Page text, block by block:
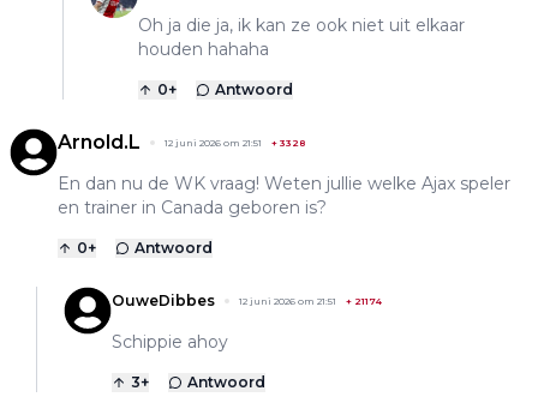
Oh ja die ja, ik kan ze ook niet uit elkaar
houden hahaha
0+ Antwoord
Arnold.L 12 juni 2026 om 21:51 + 3328
En dan nu de WK vraag! Weten jullie welke Ajax speler
en trainer in Canada geboren is?
0+ Antwoord
OuweDibbes 12 juni 2026 om 21:51 + 21174
Schippie ahoy
3+ Antwoord